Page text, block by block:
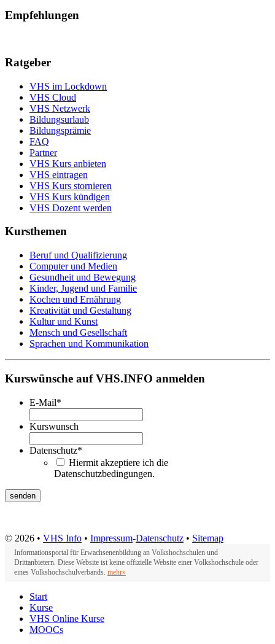
Empfehlungen
Ratgeber
VHS im Lockdown
VHS Cloud
VHS Netzwerk
Bildungsurlaub
Bildungsprämie
FAQ
Partner
VHS Kurs anbieten
VHS eintragen
VHS Kurs stornieren
VHS Kurs kündigen
VHS Dozent werden
Kursthemen
Beruf und Qualifizierung
Computer und Medien
Gesundheit und Bewegung
Kinder, Jugend und Familie
Kochen und Ernährung
Kreativität und Gestaltung
Kultur und Kunst
Mensch und Gesellschaft
Sprachen und Kommunikation
Kurswünsche auf VHS.INFO anmelden
E-Mail*
Kurswunsch
Datenschutz*
Hiermit akzeptiere ich die
Datenschutzbedingungen.
© 2026 • VHS Info • Impressum-Datenschutz • Sitemap
Informationsportal für Erwachsenenbildung an Volkshochschulen und
Drittanbietern. Diese Website ist keine offizielle Website einer Volkshochschule oder
eines Volkshochschulverbands. mehr»
Start
Kurse
VHS Online Kurse
MOOCs